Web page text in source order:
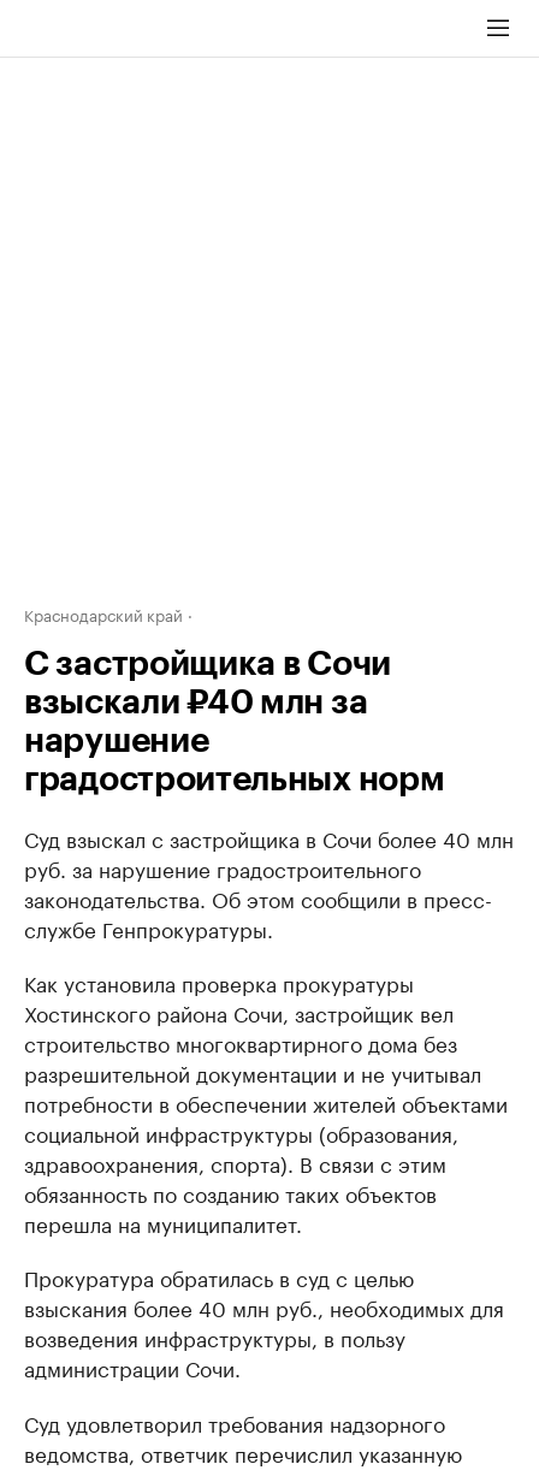
Краснодарский край
С застройщика в Сочи
взыскали ₽40 млн за
нарушение
градостроительных норм
Суд взыскал с застройщика в Сочи более 40 млн
руб. за нарушение градостроительного
законодательства. Об этом сообщили в пресс-
службе Генпрокуратуры.
Как установила проверка прокуратуры
Хостинского района Сочи, застройщик вел
строительство многоквартирного дома без
разрешительной документации и не учитывал
потребности в обеспечении жителей объектами
социальной инфраструктуры (образования,
здравоохранения, спорта). В связи с этим
обязанность по созданию таких объектов
перешла на муниципалитет.
Прокуратура обратилась в суд с целью
взыскания более 40 млн руб., необходимых для
возведения инфраструктуры, в пользу
администрации Сочи.
Суд удовлетворил требования надзорного
ведомства, ответчик перечислил указанную